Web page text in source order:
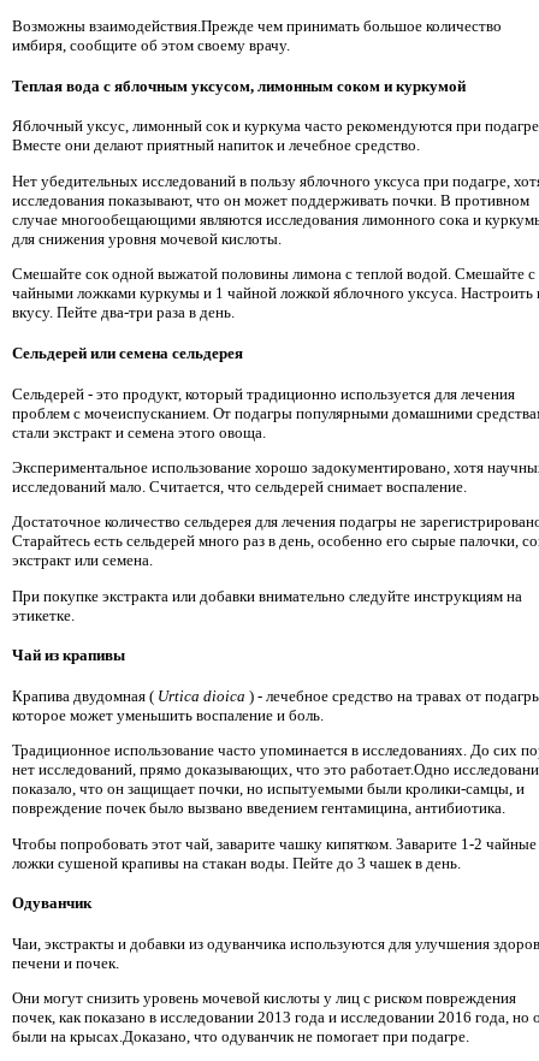
Возможны взаимодействия.Прежде чем принимать большое количество
имбиря, сообщите об этом своему врачу.
Теплая вода с яблочным уксусом, лимонным соком и куркумой
Яблочный уксус, лимонный сок и куркума часто рекомендуются при
Вместе они делают приятный напиток и лечебное средство.
Нет убедительных исследований в пользу яблочного уксуса при подагре,
исследования показывают, что он может поддерживать почки. В противном
случае многообещающими являются исследования лимонного сока и
для снижения уровня мочевой кислоты.
Смешайте сок одной выжатой половины лимона с теплой водой. Смешайте с
чайными ложками куркумы и 1 чайной ложкой яблочного уксуса. Настроить
вкусу. Пейте два-три раза в день.
Сельдерей или семена сельдерея
Сельдерей - это продукт, который традиционно используется для лечения
проблем с мочеиспусканием. От подагры популярными домашними
стали экстракт и семена этого овоща.
Экспериментальное использование хорошо задокументировано, хотя
исследований мало. Считается, что сельдерей снимает воспаление.
Достаточное количество сельдерея для лечения подагры не
Старайтесь есть сельдерей много раз в день, особенно его сырые палочки,
экстракт или семена.
При покупке экстракта или добавки внимательно следуйте инструкциям на
этикетке.
Чай из крапивы
Крапива двудомная ( Urtica dioica ) - лечебное средство на травах от
которое может уменьшить воспаление и боль.
Традиционное использование часто упоминается в исследованиях. До сих
нет исследований, прямо доказывающих, что это работает.Одно
показало, что он защищает почки, но испытуемыми были кролики-самцы, и
повреждение почек было вызвано введением гентамицина, антибиотика.
Чтобы попробовать этот чай, заварите чашку кипятком. Заварите 1-2 чайные
ложки сушеной крапивы на стакан воды. Пейте до 3 чашек в день.
Одуванчик
Чаи, экстракты и добавки из одуванчика используются для улучшения
печени и почек.
Они могут снизить уровень мочевой кислоты у лиц с риском повреждения
почек, как показано в исследовании 2013 года и исследовании 2016 года, но
были на крысах.Доказано, что одуванчик не помогает при подагре.